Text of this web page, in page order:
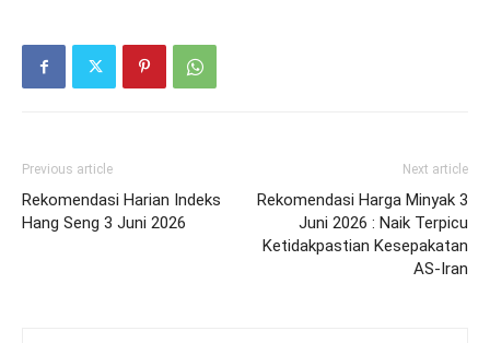
Previous article
Rekomendasi Harian Indeks
Hang Seng 3 Juni 2026
Next article
Rekomendasi Harga Minyak 3
Juni 2026 : Naik Terpicu
Ketidakpastian Kesepakatan
AS-Iran